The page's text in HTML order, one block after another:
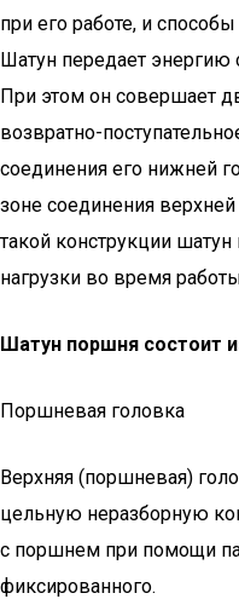
при его работе, и
Шатун передает энергию
При этом он совершает
возвратно-
соединения его нижней
зоне соединения
такой конструкции
нагрузки во время
Шатун поршня состоит
Поршневая головка
Верхняя (поршневая)
цельную неразборную
с поршнем при помощи
фиксированного.